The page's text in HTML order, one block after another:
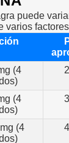
puede
varios
(4
(4
(4